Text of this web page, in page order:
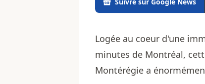
Logée au coeur d'une
minutes de Montréal,
Montérégie a